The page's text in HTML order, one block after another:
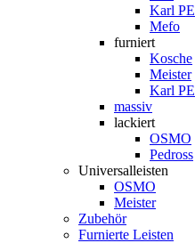
Karl
Mefo
furniert
Kosche
Meister
Karl
massiv
lackiert
OSMO
Pedross
Universalleisten
OSMO
Meister
Zubehör
Furnierte Leisten